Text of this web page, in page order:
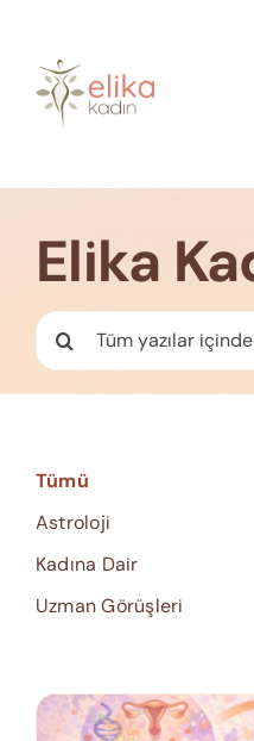
content
Elika
Ara:
Tümü
Astroloji
Kadına Dair
Uzman Görüşleri